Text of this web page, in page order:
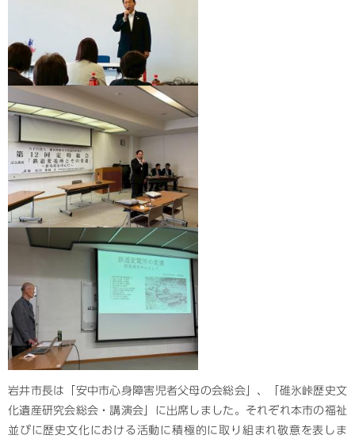
岩井市長は「安中市心身障害児者父母の会総会」、「碓氷峠歴史文
化遺産研究会総会・講演会」に出席しました。それぞれ本市の福祉
並びに歴史文化における活動に積極的に取り組まれ敬意を表しま